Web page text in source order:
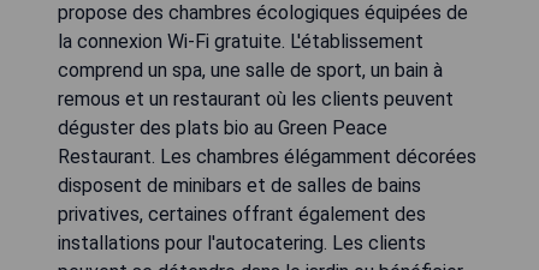
propose des chambres écologiques équipées de
la connexion Wi-Fi gratuite. L'établissement
comprend un spa, une salle de sport, un bain à
remous et un restaurant où les clients peuvent
déguster des plats bio au Green Peace
Restaurant. Les chambres élégamment décorées
disposent de minibars et de salles de bains
privatives, certaines offrant également des
installations pour l'autocatering. Les clients